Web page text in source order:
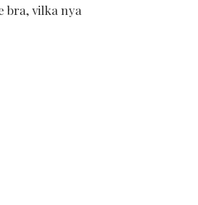
bra, vilka nya